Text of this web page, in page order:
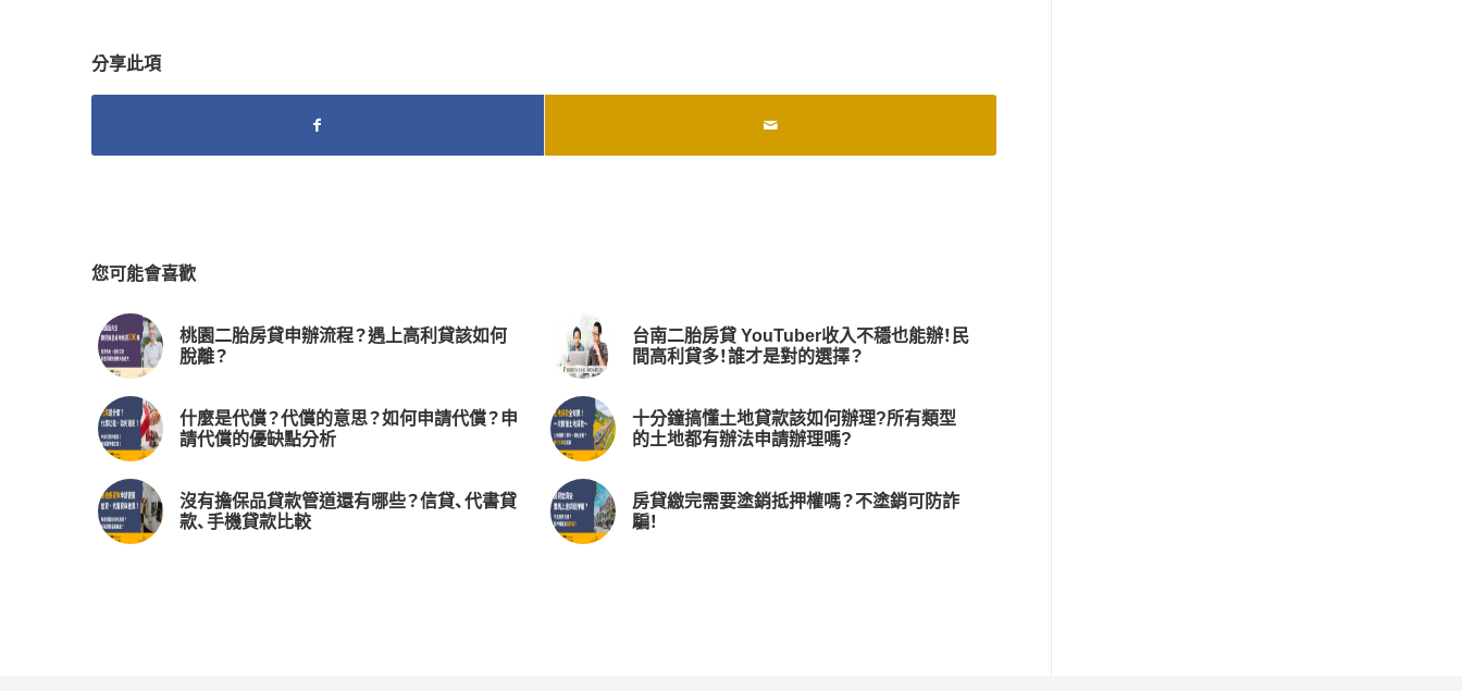
分享此項
您可能會喜歡
桃園二胎房貸申辦流程？遇上高利貸該如何
脫離？
台南二胎房貸 YouTuber收入不穩也能辦！民
間高利貸多！誰才是對的選擇？
什麼是代償？代償的意思？如何申請代償？申
請代償的優缺點分析
十分鐘搞懂土地貸款該如何辦理?所有類型
的土地都有辦法申請辦理嗎?
沒有擔保品貸款管道還有哪些？信貸、代書貸
款、手機貸款比較
房貸繳完需要塗銷抵押權嗎？不塗銷可防詐
騙！